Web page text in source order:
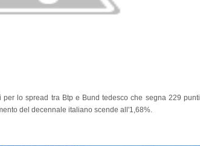
per lo spread tra Btp e Bund tedesco che segna 229 punti
del decennale italiano scende all'1,68%.